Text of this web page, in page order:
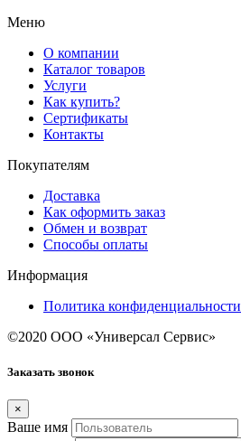
Меню
О компании
Каталог товаров
Услуги
Как купить?
Сертификаты
Контакты
Покупателям
Доставка
Как оформить заказ
Обмен и возврат
Способы оплаты
Информация
Политика конфиденциальности
©2020 ООО «Универсал Сервис»
Заказать звонок
×
Ваше имя